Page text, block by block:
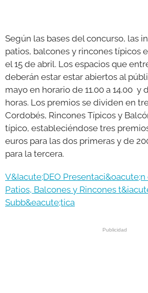
Según las bases del concurso, las
patios, balcones y rincones típicos
el 15 de abril. Los espacios que
deberán estar estar abiertos al
mayo en horario de 11.00 a 14.00 y
horas. Los premios se dividen en
Cordobés, Rincones Típicos y
típico, estableciéndose tres
euros para las dos primeras y de
para la tercera.
V&Iacute;DEO
Patios, Balcones y Rincones
Subb&eacute;tica